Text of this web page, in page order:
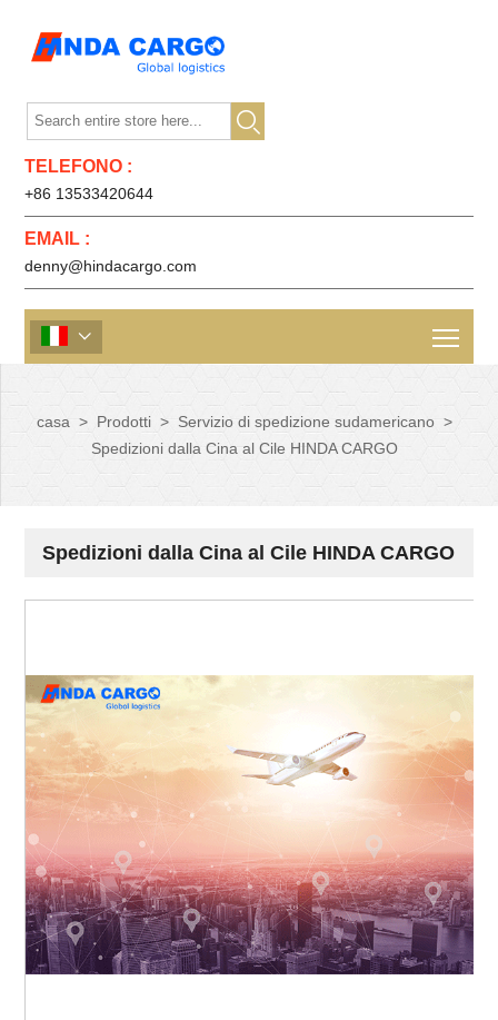

TELEFONO :
+86 13533420644
EMAIL :
denny@hindacargo.com

casa > Prodotti > Servizio di spedizione sudamericano >
Spedizioni dalla Cina al Cile HINDA CARGO
Spedizioni dalla Cina al Cile HINDA CARGO